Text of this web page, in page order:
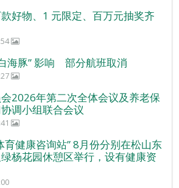
好物、1 元限定、百万元抽奖齐
海豚” 影响 部分航班取消
2026年第二次全体会议及养老保
调小组联合会议
育健康咨询站” 8月份分别在松山东
杨花园休憩区举行，设有健康资